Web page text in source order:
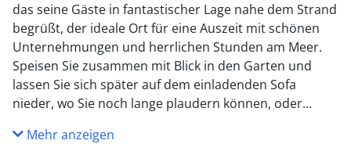
das seine Gäste in fantastischer Lage nahe dem Strand
begrüßt, der ideale Ort für eine Auszeit mit schönen
Unternehmungen und herrlichen Stunden am Meer.
Speisen Sie zusammen mit Blick in den Garten und
lassen Sie sich später auf dem einladenden Sofa
nieder, wo Sie noch lange plaudern können, oder
Mehr anzeigen